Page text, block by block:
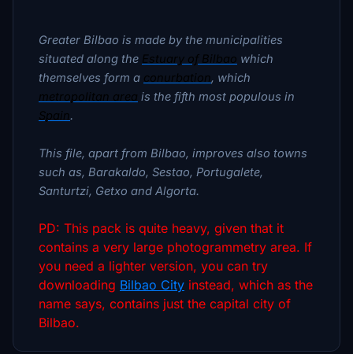
Greater Bilbao is made by the municipalities
situated along the Estuary of Bilbao which
themselves form a conurbation, which
metropolitan area is the fifth most populous in
Spain.
This file, apart from Bilbao, improves also towns
such as, Barakaldo, Sestao, Portugalete,
Santurtzi, Getxo and Algorta.
PD: This pack is quite heavy, given that it
contains a very large photogrammetry area. If
you need a lighter version, you can try
downloading Bilbao City instead, which as the
name says, contains just the capital city of
Bilbao.